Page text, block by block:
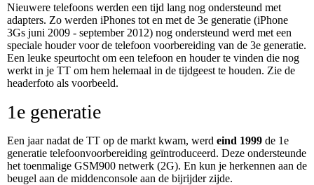
Nieuwere telefoons werden een tijd lang nog ondersteund met
adapters. Zo werden iPhones tot en met de 3e generatie (iPhone
3Gs juni 2009 - september 2012) nog ondersteund werd met een
speciale houder voor de telefoon voorbereiding van de 3e generatie.
Een leuke speurtocht om een telefoon en houder te vinden die nog
werkt in je TT om hem helemaal in de tijdgeest te houden. Zie de
headerfoto als voorbeeld.
1e generatie
Een jaar nadat de TT op de markt kwam, werd eind 1999 de 1e
generatie telefoonvoorbereiding geïntroduceerd. Deze ondersteunde
het toenmalige GSM900 netwerk (2G). En kun je herkennen aan de
beugel aan de middenconsole aan de bijrijder zijde.